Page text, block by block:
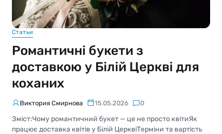
Статьи
Романтичні букети з
доставкою у Білій Церкві для
коханих
Виктория Смирнова 15.05.2026 0
Зміст:Чому романтичний букет — це не просто квітиЯк
працює доставка квітів у Білій ЦерквіТерміни та вартість